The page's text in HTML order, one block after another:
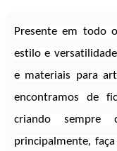
Presente em todo
estilo e
e materiais para
encontramos de
criando sempre
principalmente,